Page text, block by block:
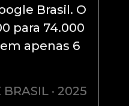
Brasil. O
para 74.000
apenas 6
· 2025